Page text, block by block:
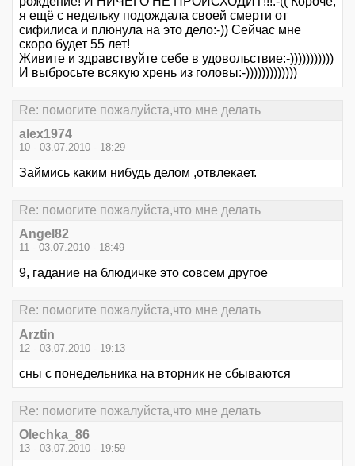
я ещё с недельку подождала своей смерти от
сифилиса и плюнула на это дело:-)) Сейчас мне
скоро будет 55 лет!
Живите и здравствуйте себе в удовольствие:-)))))))))))
И выбросьте всякую хрень из головы:-)))))))))))))
Re: помогите пожалуйста,что мне делать
alex1974
10 - 03.07.2010 - 18:29
Займись каким нибудь делом ,отвлекает.
Re: помогите пожалуйста,что мне делать
Angel82
11 - 03.07.2010 - 18:49
9, гадание на блюдичке это совсем другое
Re: помогите пожалуйста,что мне делать
Arztin
12 - 03.07.2010 - 19:13
сны с понедельника на вторник не сбываются
Re: помогите пожалуйста,что мне делать
Olechka_86
13 - 03.07.2010 - 19:59